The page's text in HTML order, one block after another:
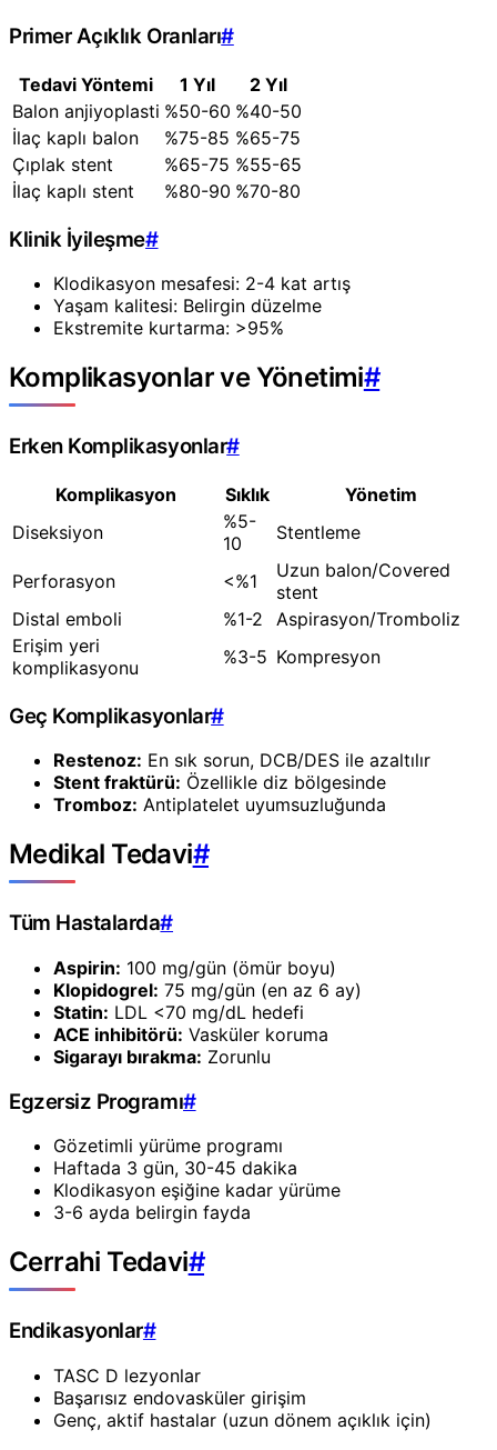
Primer Açıklık Oranları#
Tedavi Yöntemi 1 Yıl
2 Yıl
Balon anjiyoplasti %50-60 %40-50
İlaç kaplı balon
%75-85 %65-75
Çıplak stent
%65-75 %55-65
İlaç kaplı stent
%80-90 %70-80
Klinik İyileşme#
Klodikasyon mesafesi: 2-4 kat artış
Yaşam kalitesi: Belirgin düzelme
Ekstremite kurtarma: >95%
Komplikasyonlar ve Yönetimi#
Erken Komplikasyonlar#
Komplikasyon Sıklık
Yönetim
Diseksiyon
%5-
10
Stentleme
Perforasyon <%1
Uzun balon/Covered
stent
Distal emboli
%1-2
Aspirasyon/Tromboliz
Erişim yeri
komplikasyonu
%3-5 Kompresyon
Geç Komplikasyonlar#
Restenoz: En sık sorun, DCB/DES ile azaltılır
Stent fraktürü: Özellikle diz bölgesinde
Tromboz: Antiplatelet uyumsuzluğunda
Medikal Tedavi#
Tüm Hastalarda#
Aspirin: 100 mg/gün (ömür boyu)
Klopidogrel: 75 mg/gün (en az 6 ay)
Statin: LDL <70 mg/dL hedefi
ACE inhibitörü: Vasküler koruma
Sigarayı bırakma: Zorunlu
Egzersiz Programı#
Gözetimli yürüme programı
Haftada 3 gün, 30-45 dakika
Klodikasyon eşiğine kadar yürüme
3-6 ayda belirgin fayda
Cerrahi Tedavi#
Endikasyonlar#
TASC D lezyonlar
Başarısız endovasküler girişim
Genç, aktif hastalar (uzun dönem açıklık için)